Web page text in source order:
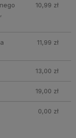
10,99 zł
11,99 zł
13,00 zł
19,00 zł
0,00 zł